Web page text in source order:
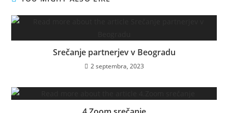
Srečanje partnerjev v Beogradu
2 septembra, 2023